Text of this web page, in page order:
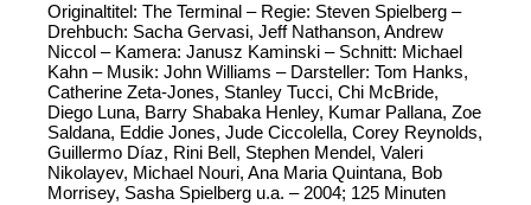
Originaltitel: The Terminal – Regie: Steven Spielberg –
Drehbuch: Sacha Gervasi, Jeff Nathanson, Andrew
Niccol – Kamera: Janusz Kaminski – Schnitt: Michael
Kahn – Musik: John Williams – Darsteller: Tom Hanks,
Catherine Zeta-Jones, Stanley Tucci, Chi McBride,
Diego Luna, Barry Shabaka Henley, Kumar Pallana, Zoe
Saldana, Eddie Jones, Jude Ciccolella, Corey Reynolds,
Guillermo Díaz, Rini Bell, Stephen Mendel, Valeri
Nikolayev, Michael Nouri, Ana Maria Quintana, Bob
Morrisey, Sasha Spielberg u.a. – 2004; 125 Minuten